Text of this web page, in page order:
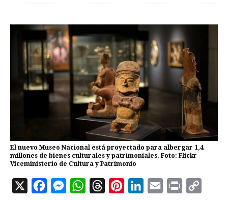
El nuevo Museo Nacional está proyectado para albergar 1,4
millones de bienes culturales y patrimoniales. Foto: Flickr
Viceministerio de Cultura y Patrimonio
X
M
W